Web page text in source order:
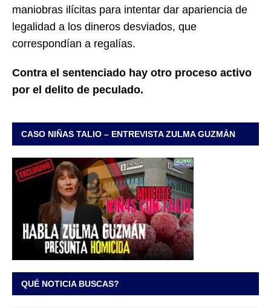
maniobras ilícitas para intentar dar apariencia de
legalidad a los dineros desviados, que
correspondían a regalías.
Contra el sentenciado hay otro proceso activo
por el delito de peculado.
CASO NIÑAS TALIO – ENTREVISTA ZULMA GUZMÁN
QUÉ NOTICIA BUSCAS?